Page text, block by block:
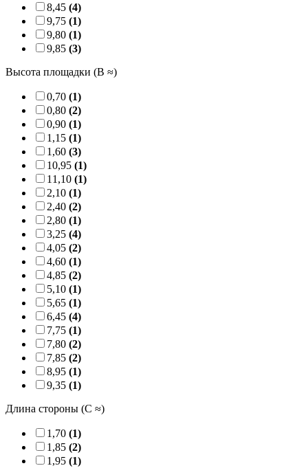
8,45 (4)
9,75 (1)
9,80 (1)
9,85 (3)
Высота площадки (B ≈)
0,70 (1)
0,80 (2)
0,90 (1)
1,15 (1)
1,60 (3)
10,95 (1)
11,10 (1)
2,10 (1)
2,40 (2)
2,80 (1)
3,25 (4)
4,05 (2)
4,60 (1)
4,85 (2)
5,10 (1)
5,65 (1)
6,45 (4)
7,75 (1)
7,80 (2)
7,85 (2)
8,95 (1)
9,35 (1)
Длина стороны (C ≈)
1,70 (1)
1,85 (2)
1,95 (1)